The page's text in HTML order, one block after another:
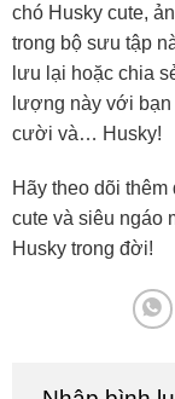
chó Husky cute,
trong bộ sưu tập
lưu lại hoặc chia
lượng này với
cười và… Husky!
Hãy theo dõi
cute và siêu ngáo
Husky trong đời!